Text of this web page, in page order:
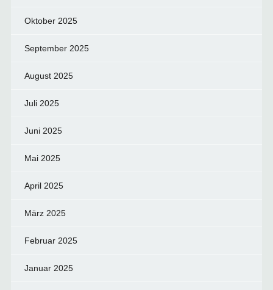
Oktober 2025
September 2025
August 2025
Juli 2025
Juni 2025
Mai 2025
April 2025
März 2025
Februar 2025
Januar 2025